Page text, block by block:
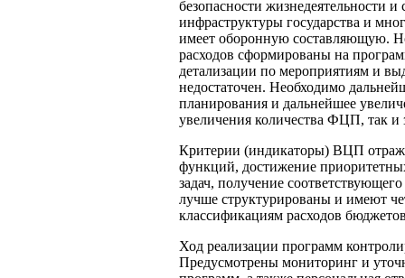
безопасности жизнедеятельности
инфраструктуры государства и
имеет оборонную составляющую.
расходов сформированы на
детализации по мероприятиям и
недостаточен. Необходимо
планирования и дальнейшее
увеличения количества ФЦП, так и
Критерии (индикаторы) ВЦП
функций, достижение
задач, получение
лучше структурированы и имеют
классификациям расходов
Ход реализации программ
Предусмотрены мониторинг и